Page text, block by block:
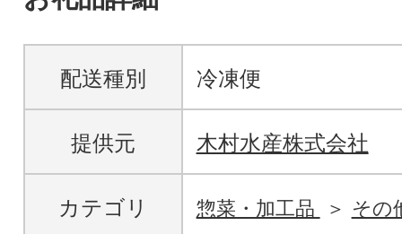
配送種別 冷凍便
提供元 木村水産株式会社
カテゴリ 惣菜・加工品 その